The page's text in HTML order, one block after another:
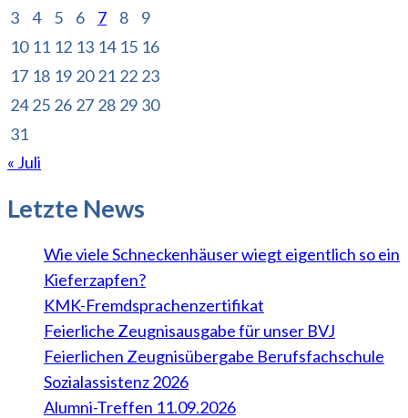
3
4 5 6 7 8
9
10 11 12 13 14 15 16
17 18 19 20 21 22 23
24 25 26 27 28 29 30
31
« Juli
Letzte News
Wie viele Schneckenhäuser wiegt eigentlich so ein
Kieferzapfen?
KMK-Fremdsprachenzertifikat
Feierliche Zeugnisausgabe für unser BVJ
Feierlichen Zeugnisübergabe Berufsfachschule
Sozialassistenz 2026
Alumni-Treffen 11.09.2026